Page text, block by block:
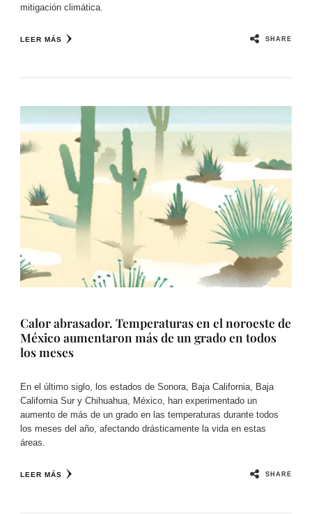
mitigación climática.
LEER MÁS SHARE
Calor abrasador. Temperaturas en el noroeste de
México aumentaron más de un grado en todos
los meses
En el último siglo, los estados de Sonora, Baja California, Baja
California Sur y Chihuahua, México, han experimentado un
aumento de más de un grado en las temperaturas durante todos
los meses del año, afectando drásticamente la vida en estas
áreas.
LEER MÁS SHARE